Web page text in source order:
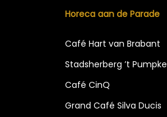
Horeca aan de Parade
Café Hart van Brabant
Stadsherberg ’t Pumpke
Café CinQ
Grand Café Silva Ducis